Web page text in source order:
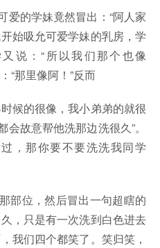
爱的学妹竟然冒出：“阿人家
始吸允可爱学妹的乳房，学
说：“所以我们那个也像
“那里像阿！”反而
候的很像，我小弟弟的就很
故意帮他洗那边洗很久”。
，那你要不要洗洗我同学
部位，然后冒出一句超瞎的
，只是有一次洗到白色进去
我们四个都笑了。笑归笑，